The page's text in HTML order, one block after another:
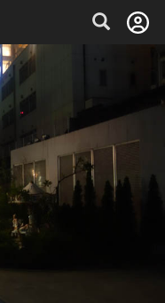
レミアムレストラン予約